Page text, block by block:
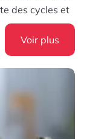
des cycles et
de vos
de votre
Voir plus